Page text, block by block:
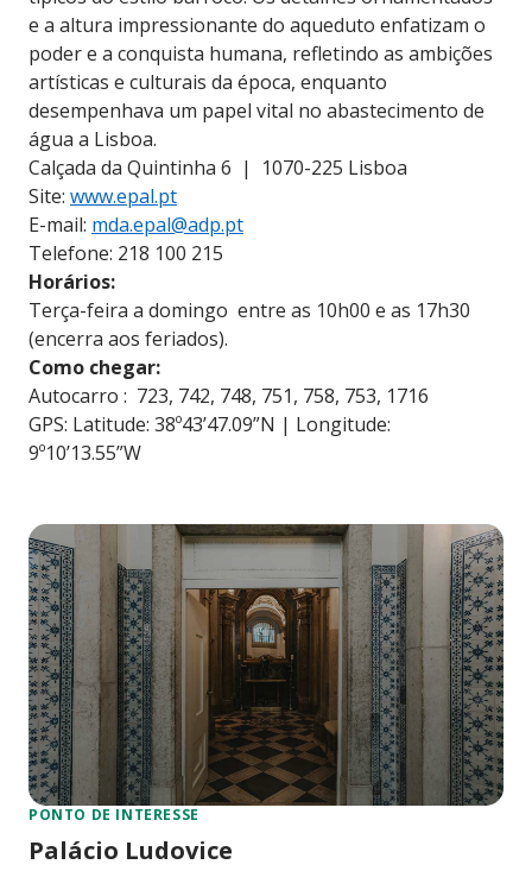
e a altura impressionante do aqueduto enfatizam o
poder e a conquista humana, refletindo as ambições
artísticas e culturais da época, enquanto
desempenhava um papel vital no abastecimento de
água a Lisboa.
Calçada da Quintinha 6 | 1070-225 Lisboa
Site: www.epal.pt
E-mail: mda.epal@adp.pt
Telefone: 218 100 215
Horários:
Terça-feira a domingo entre as 10h00 e as 17h30
(encerra aos feriados).
Como chegar:
Autocarro : 723, 742, 748, 751, 758, 753, 1716
GPS: Latitude: 38º43’47.09”N | Longitude:
9º10’13.55”W
PONTO DE INTERESSE
Palácio Ludovice